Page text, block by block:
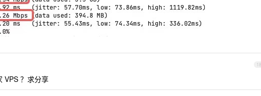
18
VPS ？求分享